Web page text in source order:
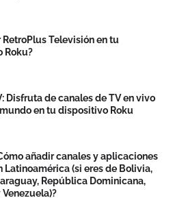
RetroPlus Televisión en tu
Roku?
Disfruta de canales de TV en vivo
en tu dispositivo Roku
añadir canales y aplicaciones
Latinoamérica (si eres de Bolivia,
República Dominicana,